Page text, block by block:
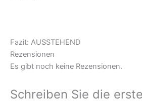
Fazit: AUSSTEHEND
Rezensionen
Es gibt noch keine Rezensionen.
Schreiben Sie die